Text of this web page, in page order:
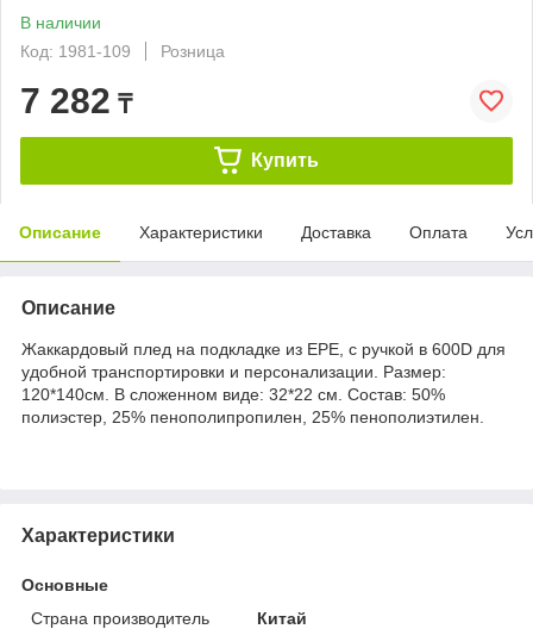
В наличии
Код: 1981-109
Розница
7 282 ₸
Купить
Описание Характеристики Доставка Оплата
Описание
Жаккардовый плед на подкладке из EPE, с ручкой в 600D для
удобной транспортировки и персонализации. Размер:
120*140см. В сложенном виде: 32*22 см. Состав: 50%
полиэстер, 25% пенополипропилен, 25% пенополиэтилен.
Характеристики
Основные
Страна производитель
Китай